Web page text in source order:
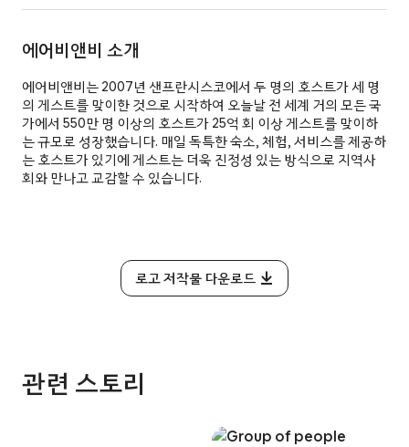
에어비앤비 소개
에어비앤비는 2007년 샌프란시스코에서 두 명의 호스트가 세 명
의 게스트를 맞이한 것으로 시작하여 오늘날 전 세계 거의 모든 국
가에서 550만 명 이상의 호스트가 25억 회 이상 게스트를 맞이하
는 규모로 성장했습니다. 매일 독특한 숙소, 체험, 서비스를 제공하
는 호스트가 있기에 게스트는 더욱 진정성 있는 방식으로 지역사
회와 만나고 교감할 수 있습니다.
로고 저작물 다운로드
관련 스토리